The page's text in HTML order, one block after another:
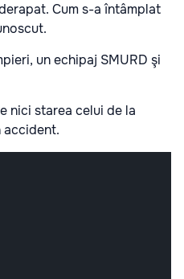
Cum s-a întâmplat
un echipaj SMURD şi
nici starea celui de la
accident.